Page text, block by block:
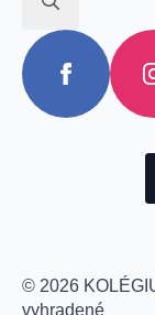
Search
for:
© 2026
vyhradené